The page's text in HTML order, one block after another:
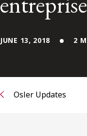
Subscribe to
JUNE 13, 2018 2
Osler Updates